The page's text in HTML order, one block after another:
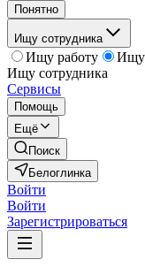
Понятно
Ищу сотрудника
Ищу работу
Ищу
Ищу сотрудника
Сервисы
Помощь
Ещё
Поиск
Белоглинка
Войти
Войти
Зарегистрироваться